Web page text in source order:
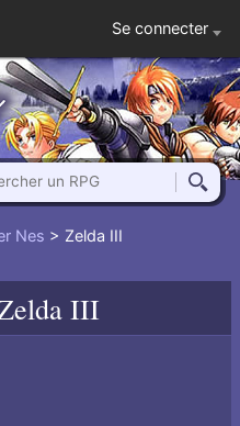
Se connecter
un RPG
Nes > Zelda III
III